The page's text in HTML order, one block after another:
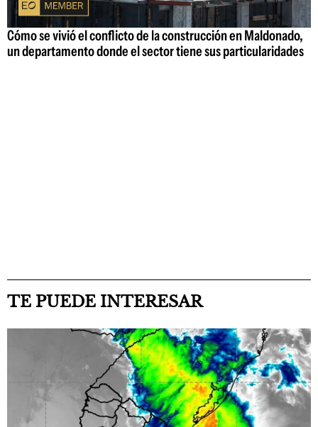
Cómo se vivió el conflicto de la construcción en Maldonado,
un departamento donde el sector tiene sus particularidades
TE PUEDE INTERESAR